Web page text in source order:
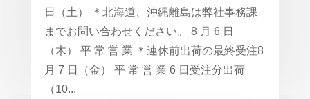
日（土） ＊北海道、沖縄離島は弊社事務課
までお問い合わせください。 8 月 6 日
（木） 平 常 営 業 ＊連休前出荷の最終受注8
月 7 日（金） 平 常 営 業 6 日受注分出荷
（10...